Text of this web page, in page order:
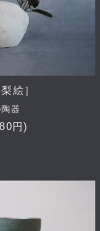
絵］
器
円)